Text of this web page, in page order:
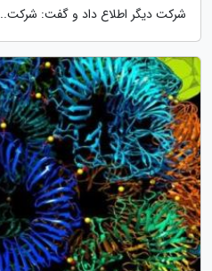
شرکت دیگر اطلاع داد و گفت: